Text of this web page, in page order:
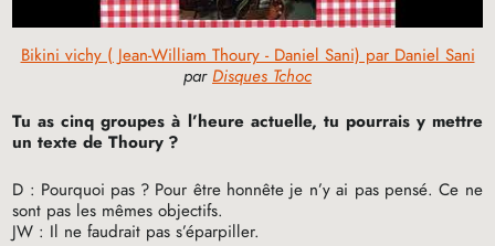
Bikini vichy ( Jean-William Thoury - Daniel Sani) par Daniel Sani
parDisques Tchoc
Tu as cinq groupes à l’heure actuelle, tu pourrais y mettre
un texte de Thoury ?
D : Pourquoi pas ? Pour être honnête je n’y ai pas pensé. Ce ne
sont pas les mêmes objectifs.
JW : Il ne faudrait pas s’éparpiller.